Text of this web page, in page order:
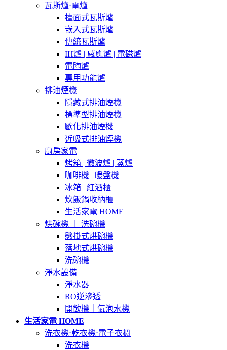
瓦斯爐⋅電爐
檯面式瓦斯爐
嵌入式瓦斯爐
傳統瓦斯爐
IH爐 | 感應爐 | 電磁爐
電陶爐
專用功能爐
排油煙機
隱藏式排油煙機
標準型排油煙機
歐化排油煙機
近吸式排油煙機
廚房家電
烤箱 | 微波爐 | 蒸爐
咖啡機 | 暖盤機
冰箱 | 紅酒櫃
炊飯鍋收納櫃
生活家電 HOME
烘碗機 ｜ 洗碗機
懸掛式烘碗機
落地式烘碗機
洗碗機
淨水設備
淨水器
RO逆滲透
開飲機｜氣泡水機
生活家電 HOME
洗衣機⋅乾衣機⋅電子衣櫥
洗衣機